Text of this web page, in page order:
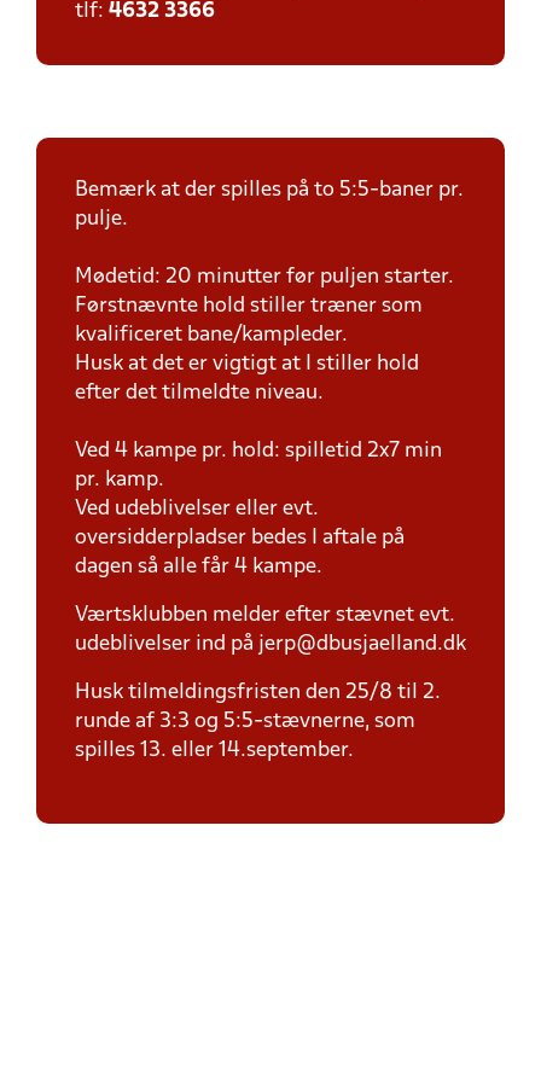
tlf: 4632 3366
Bemærk at der spilles på to 5:5-baner pr.
pulje.
Mødetid: 20 minutter før puljen starter.
Førstnævnte hold stiller træner som
kvalificeret bane/kampleder.
Husk at det er vigtigt at I stiller hold
efter det tilmeldte niveau.
Ved 4 kampe pr. hold: spilletid 2x7 min
pr. kamp.
Ved udeblivelser eller evt.
oversidderpladser bedes I aftale på
dagen så alle får 4 kampe.
Værtsklubben melder efter stævnet evt.
udeblivelser ind på jerp@dbusjaelland.dk
Husk tilmeldingsfristen den 25/8 til 2.
runde af 3:3 og 5:5-stævnerne, som
spilles 13. eller 14.september.